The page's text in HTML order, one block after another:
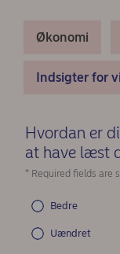
Økonomi
Indsigter for
Hvordan er
at have læst
* Required fields are
Bedre
Uændret